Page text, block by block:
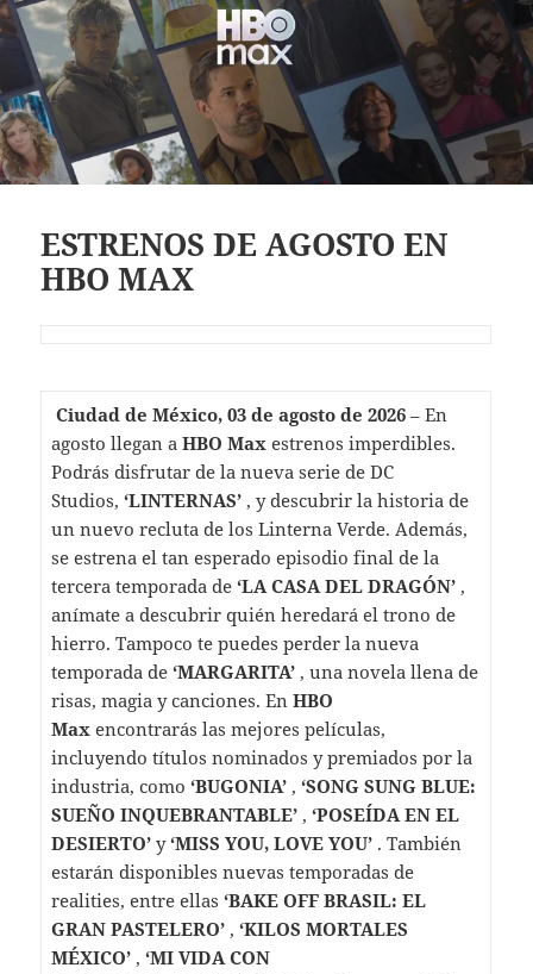
ESTRENOS DE AGOSTO EN
HBO MAX
Ciudad de México, 03 de agosto de 2026 – En
agosto llegan a HBO Max estrenos imperdibles.
Podrás disfrutar de la nueva serie de DC
Studios, ‘LINTERNAS’ , y descubrir la historia de
un nuevo recluta de los Linterna Verde. Además,
se estrena el tan esperado episodio final de la
tercera temporada de ‘LA CASA DEL DRAGÓN’ ,
anímate a descubrir quién heredará el trono de
hierro. Tampoco te puedes perder la nueva
temporada de ‘MARGARITA’ , una novela llena de
risas, magia y canciones. En HBO
Max encontrarás las mejores películas,
incluyendo títulos nominados y premiados por la
industria, como ‘BUGONIA’ , ‘SONG SUNG BLUE:
SUEÑO INQUEBRANTABLE’ , ‘POSEÍDA EN EL
DESIERTO’ y‘MISS YOU, LOVE YOU’ . También
estarán disponibles nuevas temporadas de
realities, entre ellas ‘BAKE OFF BRASIL: EL
GRAN PASTELERO’ , ‘KILOS MORTALES
MÉXICO’ , ‘MI VIDA CON